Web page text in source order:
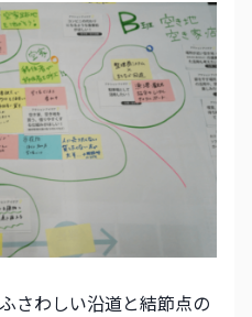
さわしい沿道と結節点の